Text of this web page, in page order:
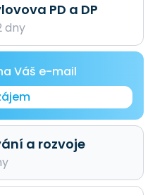
PD a DP
dny
Váš e-mail
a rozvoje